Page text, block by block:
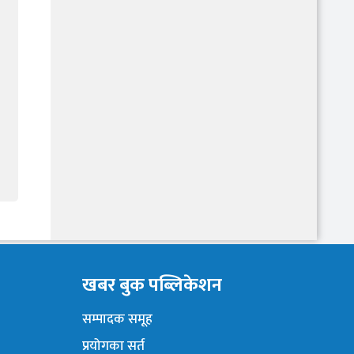
खबर बुक पब्लिकेशन
सम्पादक समूह
प्रयोगका सर्त